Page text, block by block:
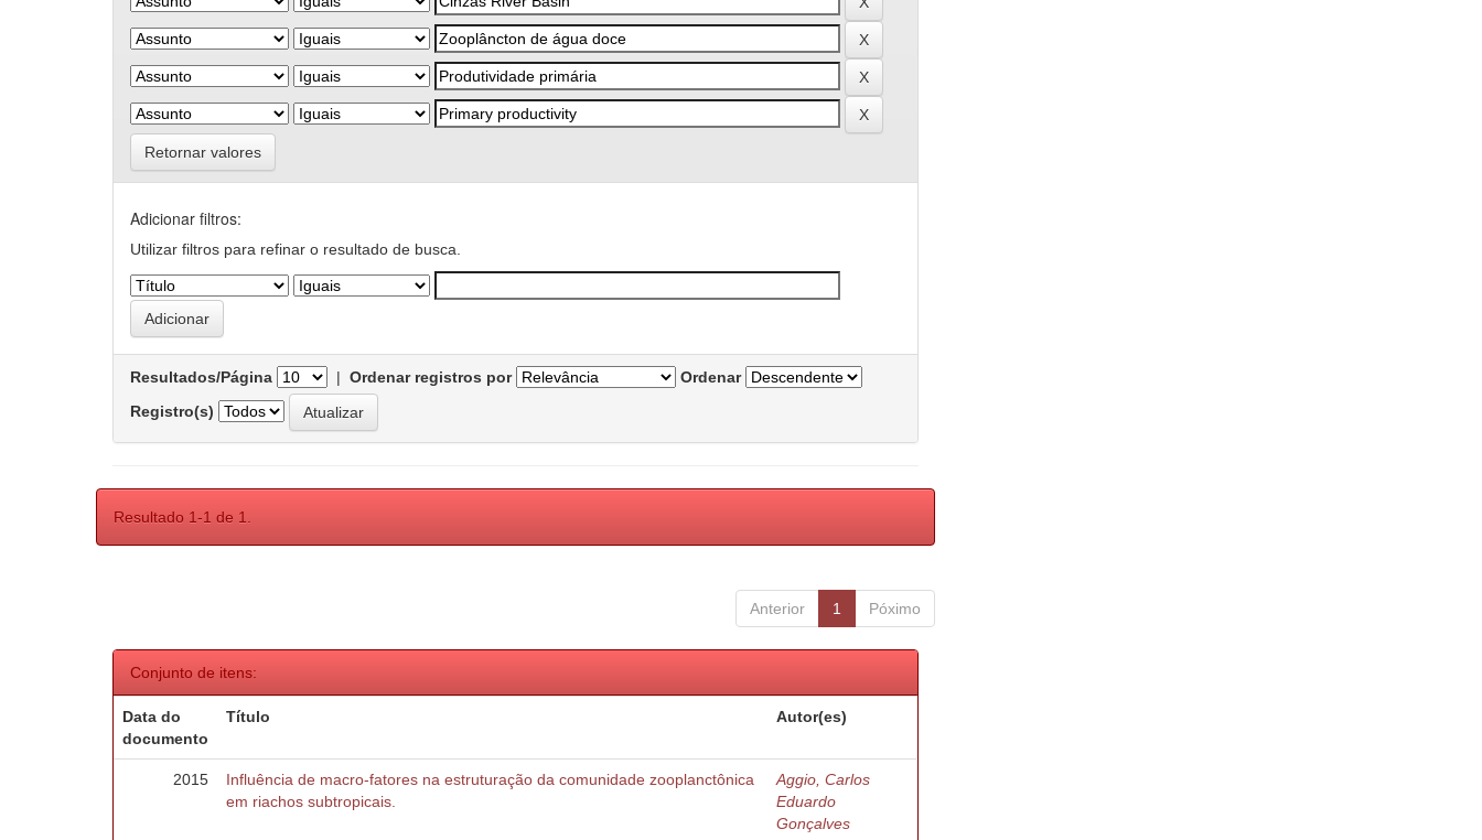
Retornar valores
Adicionar filtros:
Utilizar filtros para refinar o resultado de busca.
Resultados/Página | Ordenar registros por
Ordenar
Registro(s)
Resultado 1-1 de 1.
Anterior 1 Póximo
Conjunto de itens:
Data do
documento
Título Autor(es)
2015
Influência de macro-fatores na estruturação da comunidade zooplanctônica
em riachos subtropicais.
Aggio, Carlos
Eduardo
Gonçalves